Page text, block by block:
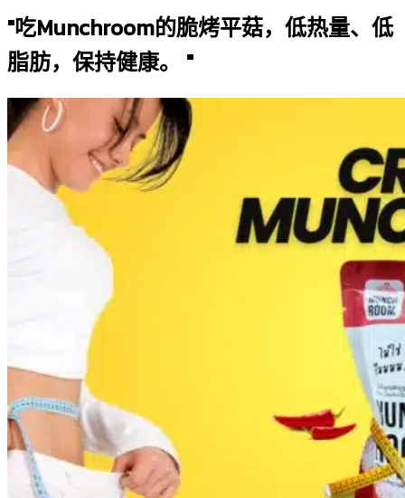
"吃Munchroom的脆烤平菇，低热量、低
脂肪，保持健康。 "